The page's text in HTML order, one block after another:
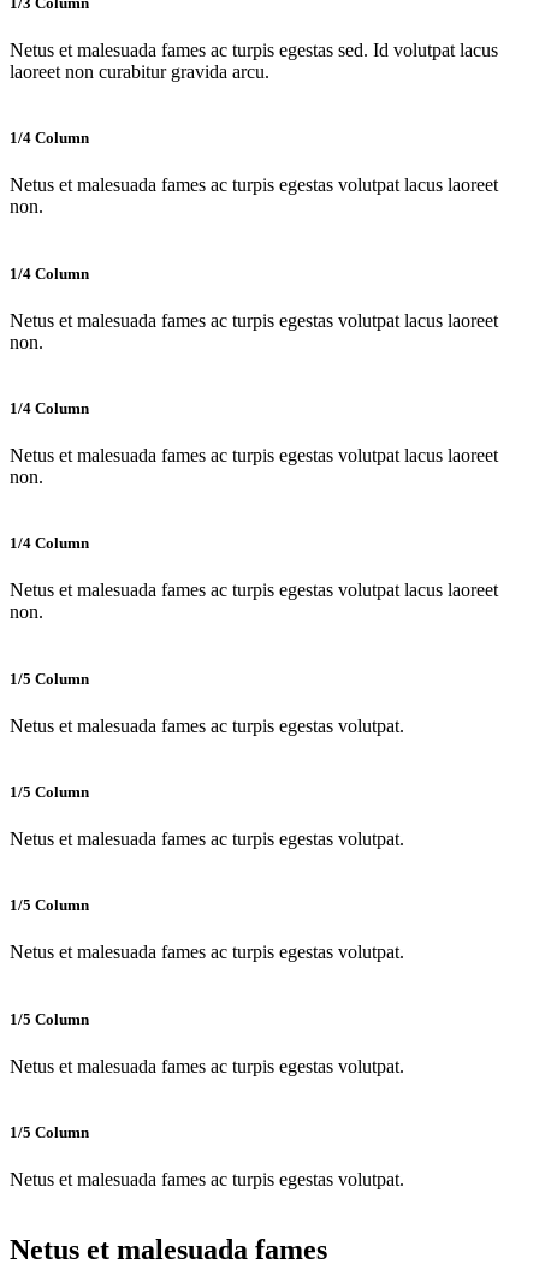
Netus et malesuada fames ac turpis egestas sed. Id volutpat lacus
laoreet non curabitur gravida arcu.
1/4 Column
Netus et malesuada fames ac turpis egestas volutpat lacus laoreet
non.
1/4 Column
Netus et malesuada fames ac turpis egestas volutpat lacus laoreet
non.
1/4 Column
Netus et malesuada fames ac turpis egestas volutpat lacus laoreet
non.
1/4 Column
Netus et malesuada fames ac turpis egestas volutpat lacus laoreet
non.
1/5 Column
Netus et malesuada fames ac turpis egestas volutpat.
1/5 Column
Netus et malesuada fames ac turpis egestas volutpat.
1/5 Column
Netus et malesuada fames ac turpis egestas volutpat.
1/5 Column
Netus et malesuada fames ac turpis egestas volutpat.
1/5 Column
Netus et malesuada fames ac turpis egestas volutpat.
Netus et malesuada fames